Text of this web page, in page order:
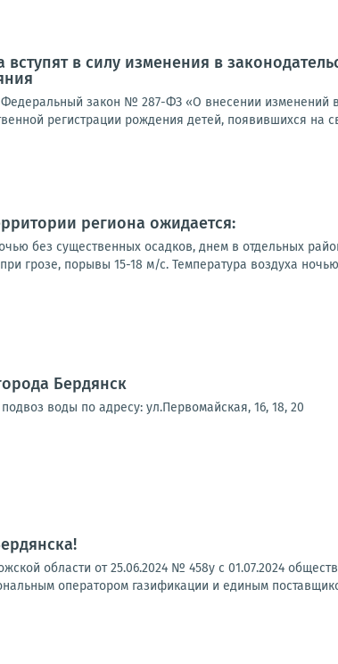
вступят в силу изменения в
Федеральный закон № 287-ФЗ «О внесении
регистрации рождения детей, появившихся на
региона ожидается:
без существенных осадков, днем в отдельных
грозе, порывы 15-18 м/с. Температура воздуха
Бердянск
воды по адресу: ул.Первомайская, 16, 18, 20
области от 25.06.2024 № 458у с 01.07.2024
оператором газификации и единым